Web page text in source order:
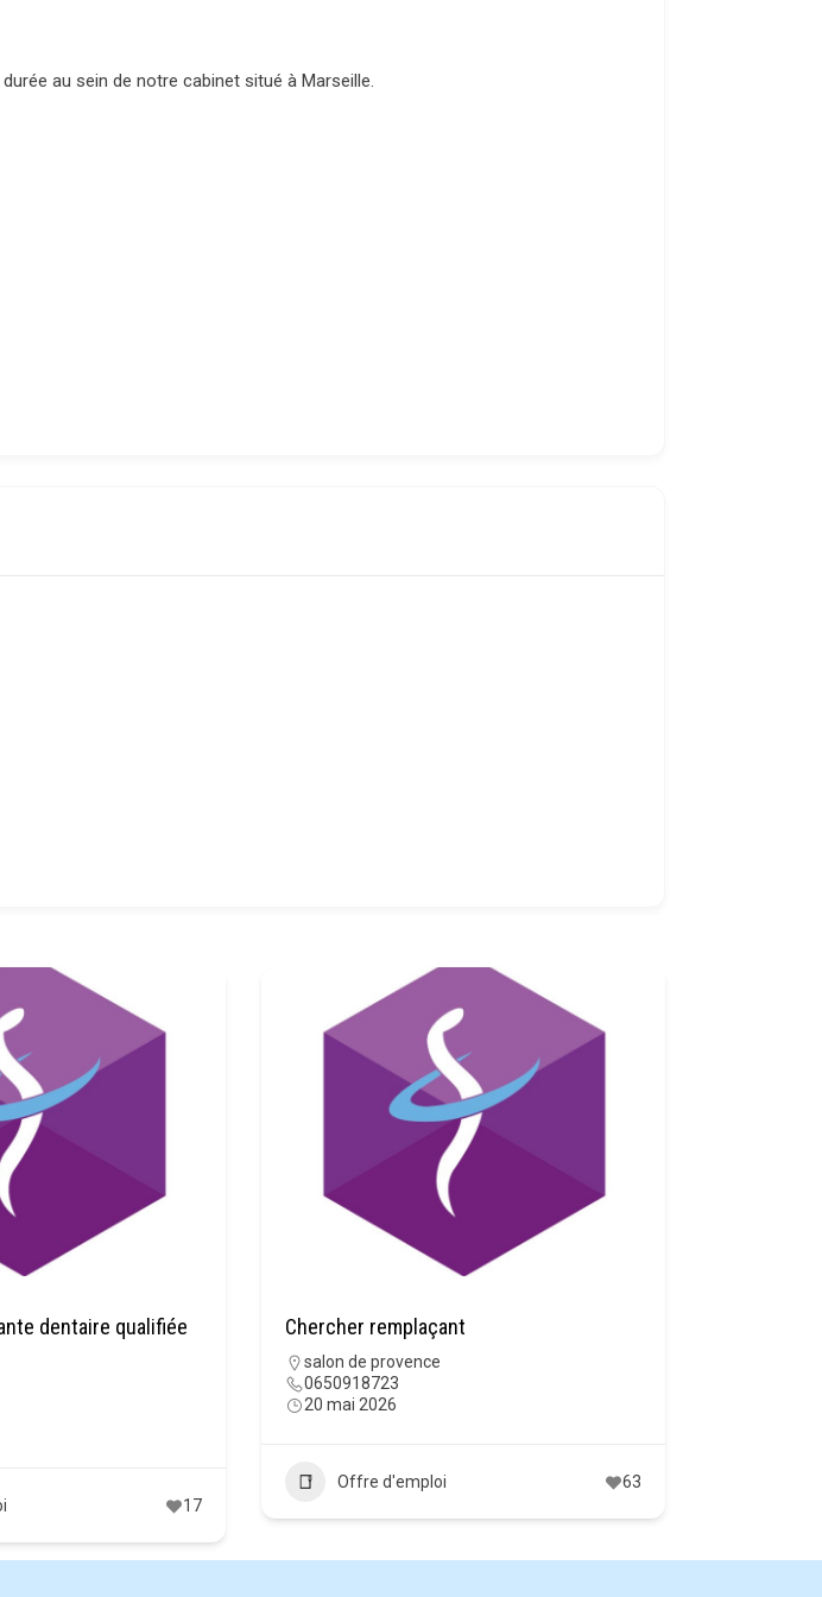
au sein de notre cabinet situé à Marseille.
dentaire qualifiée
17
Chercher remplaçant
salon de provence
0650918723
20 mai 2026
Offre d'emploi 63